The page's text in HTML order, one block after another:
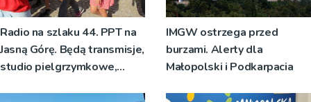
Radio na szlaku 44. PPT na
Jasną Górę. Będą transmisje,
studio pielgrzymkowe,
IMGW ostrzega przed
burzami. Alerty dla
Małopolski i Podkarpacia